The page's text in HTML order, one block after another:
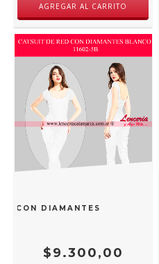
AGREGAR AL CARRITO
CON DIAMANTES BLANCO
$9.300,00
CATSUIT DE